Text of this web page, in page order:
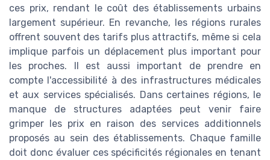
ces prix, rendant le coût des établissements urbains
largement supérieur. En revanche, les régions rurales
offrent souvent des tarifs plus attractifs, même si cela
implique parfois un déplacement plus important pour
les proches. Il est aussi important de prendre en
compte l'accessibilité à des infrastructures médicales
et aux services spécialisés. Dans certaines régions, le
manque de structures adaptées peut venir faire
grimper les prix en raison des services additionnels
proposés au sein des établissements. Chaque famille
doit donc évaluer ces spécificités régionales en tenant